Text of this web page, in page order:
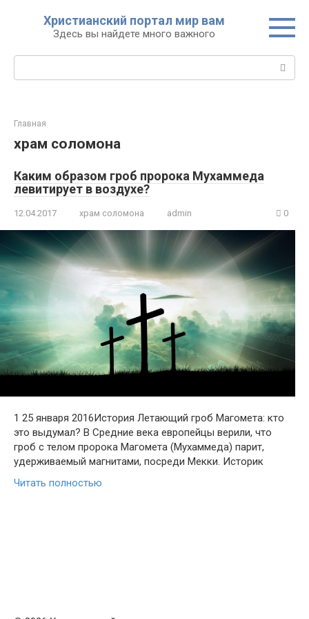
Христианский портал мир вам
Здесь вы найдете много важного
Поиск:
Главная
храм соломона
Каким образом гроб пророка Мухаммеда
левитирует в воздухе?
12.04.2017 храм соломона admin 0
1 25 января 2016История Летающий гроб Магомета: кто
это выдумал? В Средние века европейцы верили, что
гроб с телом пророка Магомета (Мухаммеда) парит,
удерживаемый магнитами, посреди Мекки. Историк
Читать полностью